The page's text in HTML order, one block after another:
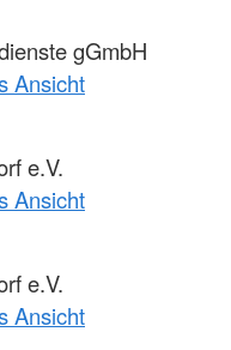
gGmbH
Ansicht
e.V.
Ansicht
e.V.
Ansicht